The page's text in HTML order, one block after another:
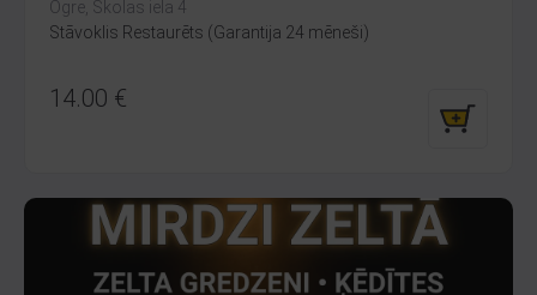
Ogre, Skolas iela 4
Stāvoklis Restaurēts (Garantija 24 mēneši)
14.00 €